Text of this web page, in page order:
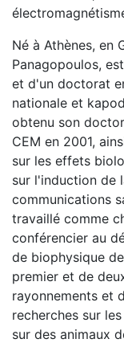
Né à Athènes, en
Panagopoulos,
et d'un doctorat
nationale et
obtenu son
CEM en 2001,
sur les effets
sur l'induction de
communications
travaillé comme
conférencier au
de biophysique
premier et de
rayonnements et
recherches sur
sur des animaux